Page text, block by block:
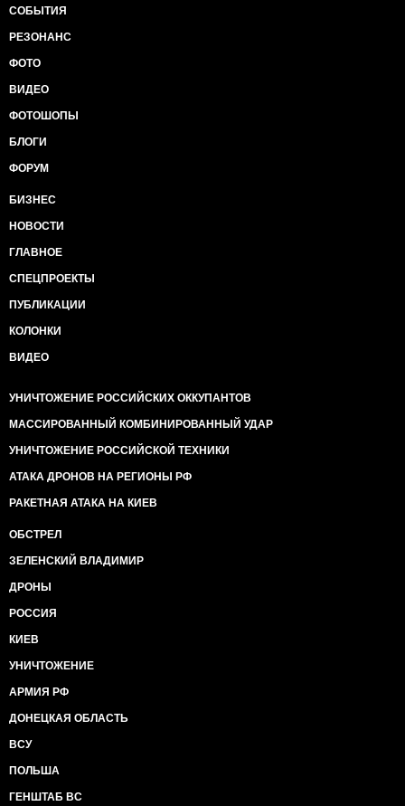
СОБЫТИЯ
РЕЗОНАНС
ФОТО
ВИДЕО
ФОТОШОПЫ
БЛОГИ
ФОРУМ
БИЗНЕС
НОВОСТИ
ГЛАВНОЕ
СПЕЦПРОЕКТЫ
ПУБЛИКАЦИИ
КОЛОНКИ
ВИДЕО
УНИЧТОЖЕНИЕ РОССИЙСКИХ ОККУПАНТОВ
МАССИРОВАННЫЙ КОМБИНИРОВАННЫЙ УДАР
УНИЧТОЖЕНИЕ РОССИЙСКОЙ ТЕХНИКИ
АТАКА ДРОНОВ НА РЕГИОНЫ РФ
РАКЕТНАЯ АТАКА НА КИЕВ
ОБСТРЕЛ
ЗЕЛЕНСКИЙ ВЛАДИМИР
ДРОНЫ
РОССИЯ
КИЕВ
УНИЧТОЖЕНИЕ
АРМИЯ РФ
ДОНЕЦКАЯ ОБЛАСТЬ
ВСУ
ПОЛЬША
ГЕНШТАБ ВС